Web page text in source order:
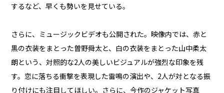
するなど、早くも勢いを見せている。
さらに、ミュージックビデオも公開された。映像内では、赤と
黒の衣装をまとった曽野舜太と、白の衣装をまとった山中柔太
朗という、対照的な2人の美しいビジュアルが強烈な印象を残
す。恋に落ちる衝撃を表現した雷鳴の演出や、2人が対となる振
り付けにも注目してほしい。さらに、今作のジャケット写真